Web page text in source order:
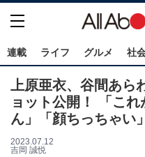
連載 ライフ グルメ 社
上原亜衣、谷間あら
ョット公開！ 「こ
ん」「顔ちっちゃい」
2023.07.12
吉岡 誠悦